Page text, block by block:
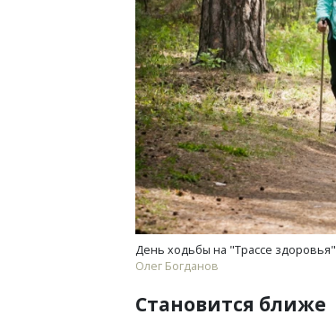
День ходьбы на "Трассе здоровья"
Олег Богданов
Становится ближе